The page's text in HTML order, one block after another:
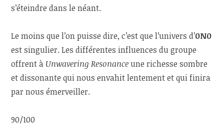
s’éteindre dans le néant.
Le moins que l’on puisse dire, c’est que l’univers d’0N0
est singulier. Les différentes influences du groupe
offrent à Unwavering Resonanceune richesse sombre
et dissonante qui nous envahit lentement et qui finira
par nous émerveiller.
90/100